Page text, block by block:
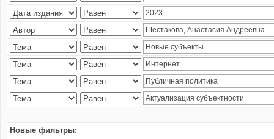
Новые фильтры: